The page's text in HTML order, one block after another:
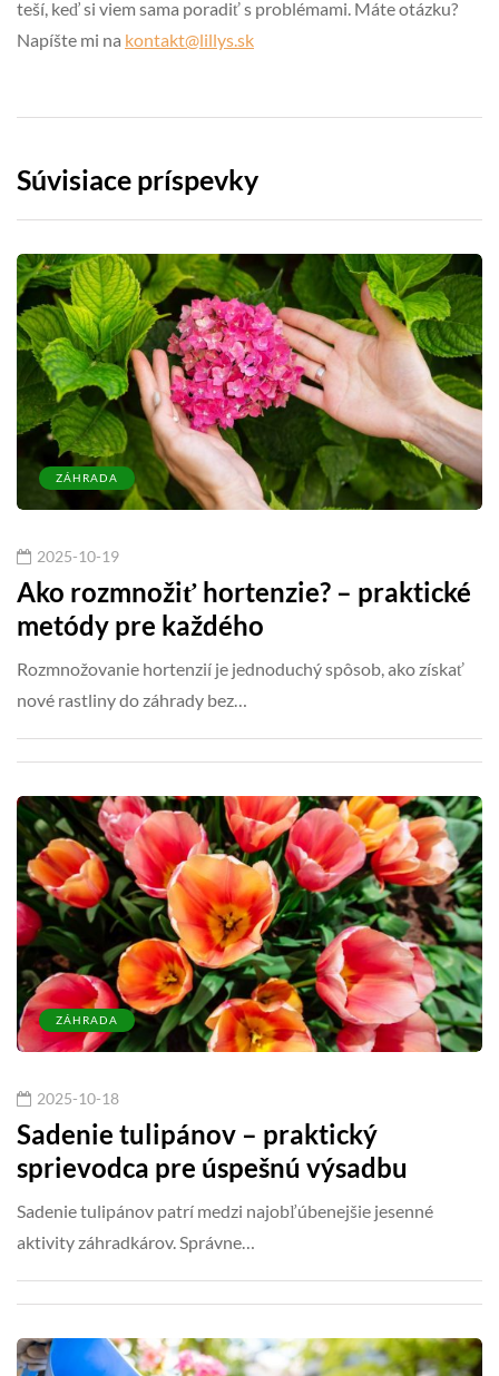
teší, keď si viem sama poradiť s problémami. Máte otázku?
Napíšte mi na kontakt@lillys.sk
Súvisiace príspevky
ZÁHRADA
2025-10-19
Ako rozmnožiť hortenzie? – praktické
metódy pre každého
Rozmnožovanie hortenzií je jednoduchý spôsob, ako získať
nové rastliny do záhrady bez…
ZÁHRADA
2025-10-18
Sadenie tulipánov – praktický
sprievodca pre úspešnú výsadbu
Sadenie tulipánov patrí medzi najobľúbenejšie jesenné
aktivity záhradkárov. Správne…